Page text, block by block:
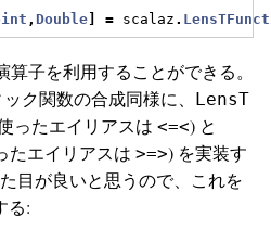
,Double = scalaz .
算子を利用することができる。
ク関数の合成同様に、 LensT
ったエイリアスは <=<) と
たエイリアスは >=>) を実装す
目が良いと思うので、これを
る: